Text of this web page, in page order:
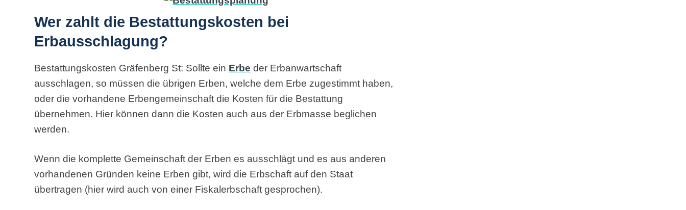
Wer zahlt die Bestattungskosten bei
Erbausschlagung?
Bestattungskosten Gräfenberg St: Sollte ein Erbe der Erbanwartschaft
ausschlagen, so müssen die übrigen Erben, welche dem Erbe zugestimmt haben,
oder die vorhandene Erbengemeinschaft die Kosten für die Bestattung
übernehmen. Hier können dann die Kosten auch aus der Erbmasse beglichen
werden.
Wenn die komplette Gemeinschaft der Erben es ausschlägt und es aus anderen
vorhandenen Gründen keine Erben gibt, wird die Erbschaft auf den Staat
übertragen (hier wird auch von einer Fiskalerbschaft gesprochen).